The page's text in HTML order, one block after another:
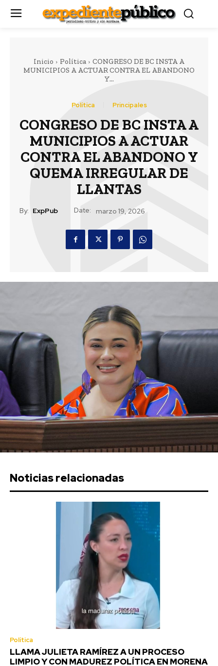
Inicio Política
CONGRESO DE BC INSTA A
MUNICIPIOS A ACTUAR CONTRA EL ABANDONO
Y...
Política Principales
CONGRESO DE BC INSTA A
MUNICIPIOS A ACTUAR
CONTRA EL ABANDONO Y
QUEMA IRREGULAR DE
LLANTAS
By: ExpPub Date: marzo 19, 2026
Noticias relacionadas
Política
LLAMA JULIETA RAMÍREZ A UN PROCESO
LIMPIO Y CON MADUREZ POLÍTICA EN MORENA